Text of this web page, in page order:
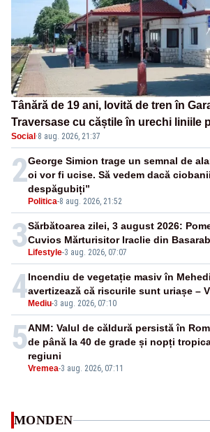
Tânără de 19 ani, lovită de tren în
Traversase cu căștile în urechi liniile
nepermis
Social ·8 aug. 2026, 21:37
2
Politica-8 aug. 2026, 21:52
George Simion trage un semnal de
oi vor fi ucise. Să vedem dacă
despăgubiți”
3 Lifestyle-3 aug. 2026, 07:07
Sărbătoarea zilei, 3 august 2026:
Cuvios Mărturisitor Iraclie din
4 Mediu-3 aug. 2026, 07:10
Incendiu de vegetație masiv în
avertizează că riscurile sunt uriașe –
5
Vremea-3 aug. 2026, 07:11
ANM: Valul de căldură persistă în
de până la 40 de grade și nopți
regiuni
MONDEN